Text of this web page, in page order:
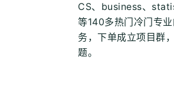
CS、business、
等140多热门冷门专业
务，下单成立项目群
题。